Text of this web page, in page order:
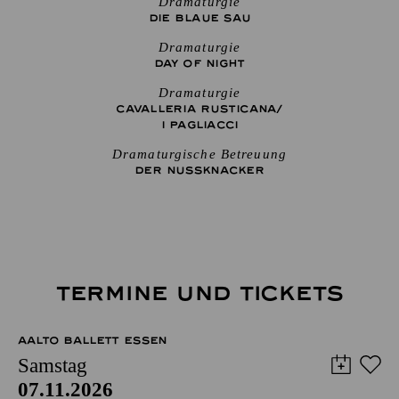
DIE BLAUE SAU
Dramaturgie
DAY OF NIGHT
Dramaturgie
CAVALLERIA RUSTICANA/
I PAGLIACCI
Dramaturgische Betreuung
DER NUSSKNACKER
TERMINE UND TICKETS
AALTO BALLETT ESSEN
Samstag
07.11.2026